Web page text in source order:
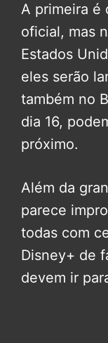
A primeira é
oficial, mas
Estados
eles serão
também no
dia 16,
próximo.
Além da
parece
todas com
Disney+ de
devem ir